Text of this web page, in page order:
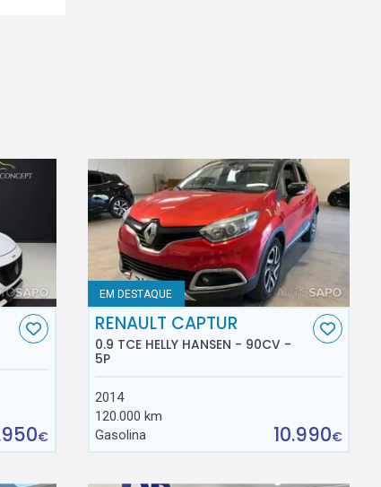
€
EM DESTAQUE
RENAULT CAPTUR
0.9 TCE HELLY HANSEN - 90CV -
5P
2014
120.000 km
Gasolina
10.990€